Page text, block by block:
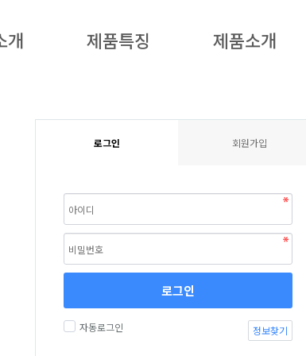
개 제품특징 제품소개
로그인 회원가입
로그인
자동로그인 정보찾기